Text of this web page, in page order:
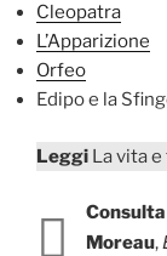
Cleopatra
L’Apparizione
Orfeo
Edipo e la
Leggi La vita
Consulta
Moreau,